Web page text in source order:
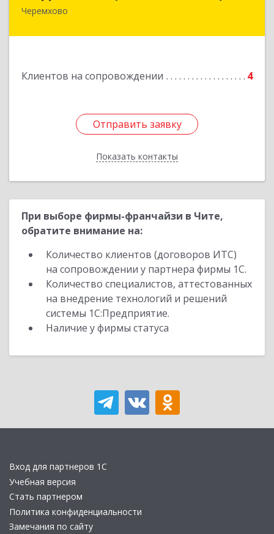
Черемхово
Клиентов на сопровождении 4
Отправить заявку
Показать контакты
665413, Иркутская обл, Черемхово г, Ленина ул,
Отправить заявку
Назад
При выборе фирмы-франчайзи в Чите,
обратите внимание на:
Количество клиентов (договоров ИТС)
на сопровождении у партнера фирмы 1С.
Количество специалистов, аттестованных
на внедрение технологий и решений
системы 1С:Предприятие.
Наличие у фирмы статуса
Вход для партнеров 1С
Учебная версия
Стать партнером
Политика конфиденциальности
Замечания по сайту